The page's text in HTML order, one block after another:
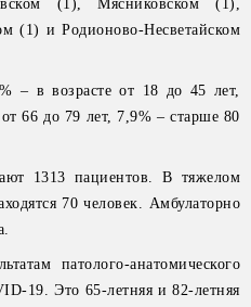
(1), Мясниковском (1),
(1) и Родионово-Несветайском
– в возрасте от 18 до 45 лет,
66 до 79 лет, 7,9% – старше 80
1313 пациентов. В тяжелом
70 человек. Амбулаторно
патолого-анатомического
19. Это 65-летняя и 82-летняя